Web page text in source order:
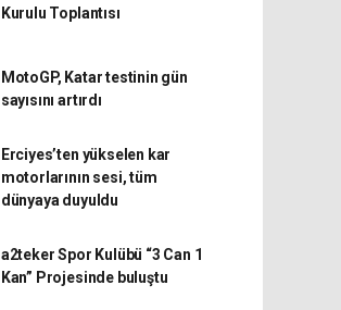
Kurulu Toplantısı
MotoGP, Katar testinin gün
sayısını artırdı
Erciyes’ten yükselen kar
motorlarının sesi, tüm
dünyaya duyuldu
a2teker Spor Kulübü “3 Can 1
Kan” Projesinde buluştu